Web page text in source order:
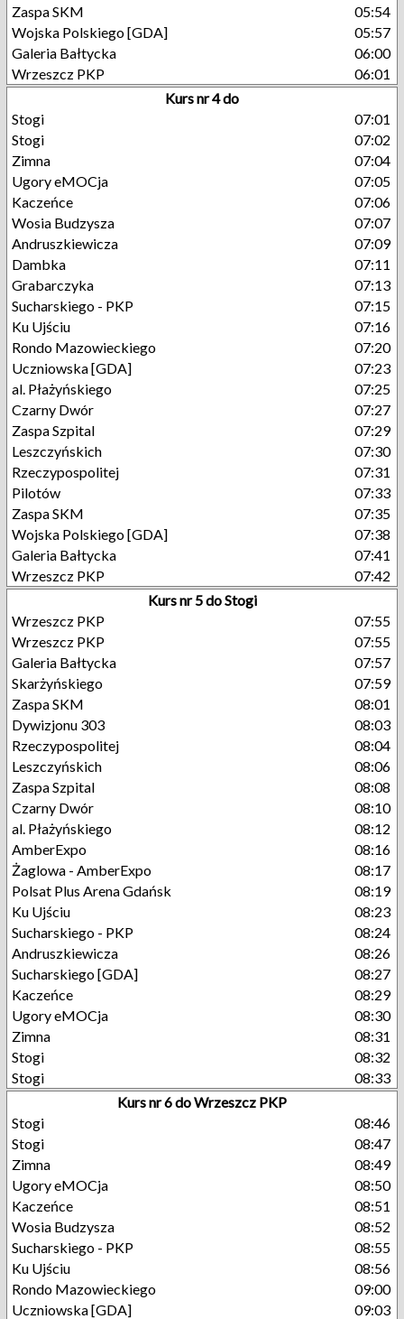
Zaspa SKM
05:54
Wojska Polskiego [GDA]
05:57
Galeria Bałtycka
06:00
Wrzeszcz PKP
06:01
Kurs nr 4 do
Stogi
07:01
Stogi
07:02
Zimna
07:04
Ugory eMOCja
07:05
Kaczeńce
07:06
Wosia Budzysza
07:07
Andruszkiewicza
07:09
Dambka
07:11
Grabarczyka
07:13
Sucharskiego - PKP
07:15
Ku Ujściu
07:16
Rondo Mazowieckiego
07:20
Uczniowska [GDA]
07:23
al. Płażyńskiego
07:25
Czarny Dwór
07:27
Zaspa Szpital
07:29
Leszczyńskich
07:30
Rzeczypospolitej
07:31
Pilotów
07:33
Zaspa SKM
07:35
Wojska Polskiego [GDA]
07:38
Galeria Bałtycka
07:41
Wrzeszcz PKP
07:42
Kurs nr 5 do Stogi
Wrzeszcz PKP
07:55
Wrzeszcz PKP
07:55
Galeria Bałtycka
07:57
Skarżyńskiego
07:59
Zaspa SKM
08:01
Dywizjonu 303
08:03
Rzeczypospolitej
08:04
Leszczyńskich
08:06
Zaspa Szpital
08:08
Czarny Dwór
08:10
al. Płażyńskiego
08:12
AmberExpo
08:16
Żaglowa - AmberExpo
08:17
Polsat Plus Arena Gdańsk
08:19
Ku Ujściu
08:23
Sucharskiego - PKP
08:24
Andruszkiewicza
08:26
Sucharskiego [GDA]
08:27
Kaczeńce
08:29
Ugory eMOCja
08:30
Zimna
08:31
Stogi
08:32
Stogi
08:33
Kurs nr 6 do Wrzeszcz PKP
Stogi
08:46
Stogi
08:47
Zimna
08:49
Ugory eMOCja
08:50
Kaczeńce
08:51
Wosia Budzysza
08:52
Sucharskiego - PKP
08:55
Ku Ujściu
08:56
Rondo Mazowieckiego
09:00
Uczniowska [GDA]
09:03